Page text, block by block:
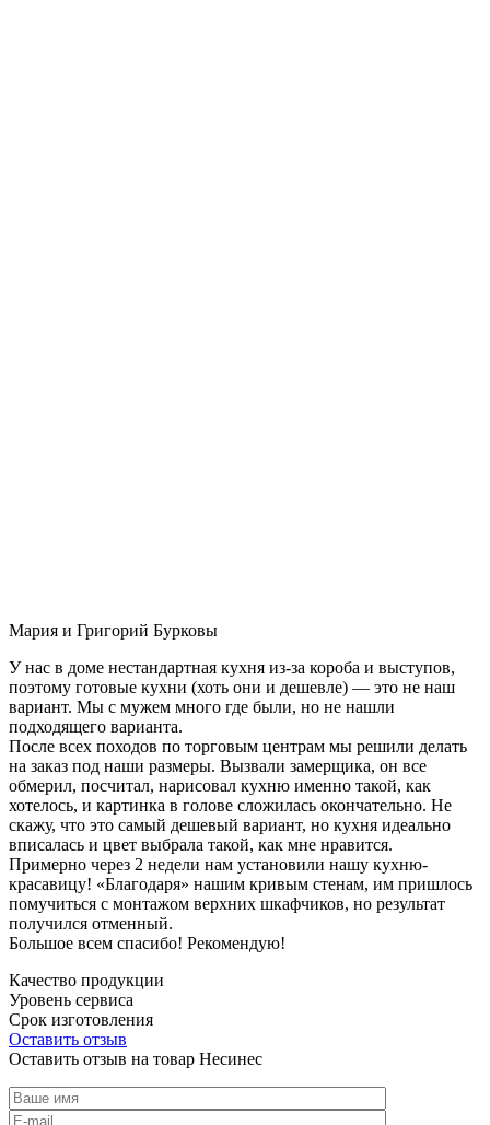
Мария и Григорий Бурковы
У нас в доме нестандартная кухня из-за короба и выступов,
поэтому готовые кухни (хоть они и дешевле) — это не наш
вариант. Мы с мужем много где были, но не нашли
подходящего варианта.
После всех походов по торговым центрам мы решили делать
на заказ под наши размеры. Вызвали замерщика, он все
обмерил, посчитал, нарисовал кухню именно такой, как
хотелось, и картинка в голове сложилась окончательно. Не
скажу, что это самый дешевый вариант, но кухня идеально
вписалась и цвет выбрала такой, как мне нравится.
Примерно через 2 недели нам установили нашу кухню-
красавицу! «Благодаря» нашим кривым стенам, им пришлось
помучиться с монтажом верхних шкафчиков, но результат
получился отменный.
Большое всем спасибо! Рекомендую!
Качество продукции
Уровень сервиса
Срок изготовления
Оставить отзыв
Оставить отзыв на товар Несинес